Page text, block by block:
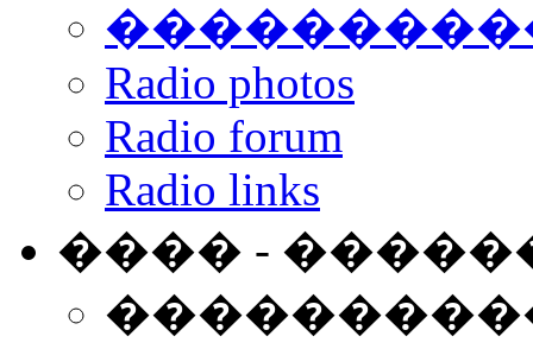
Radio photos
Radio forum
Radio links
���� -